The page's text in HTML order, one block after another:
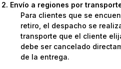
Envío a regiones por
Para clientes que se
retiro, el despacho se
transporte que el cliente
debe ser cancelado
de la entrega.